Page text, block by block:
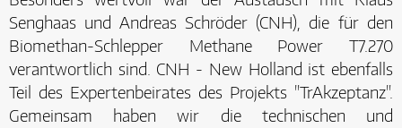
Senghaas und Andreas Schröder (CNH), die für den
Biomethan-Schlepper Methane Power T7.270
verantwortlich sind. CNH - New Holland ist ebenfalls
Teil des Expertenbeirates des Projekts "TrAkzeptanz".
Gemeinsam haben wir die technischen und